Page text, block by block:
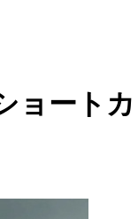
ョート